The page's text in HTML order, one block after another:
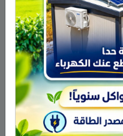
والعديد من طائرات إطفاء
قنية – فيديو
يستعد لتسلق “مون بلان”..
يستعد لتسلق “مون بلان”..
لتسلق “مون بلان”.. أعلى